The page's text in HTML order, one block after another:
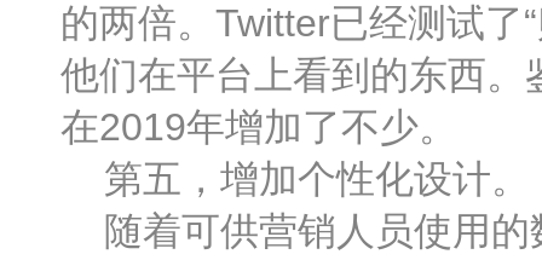
的两倍。Twitter已经测试了
他们在平台上看到的东西
在2019年增加了不少。
第五，增加个性化设计。
随着可供营销人员使用的